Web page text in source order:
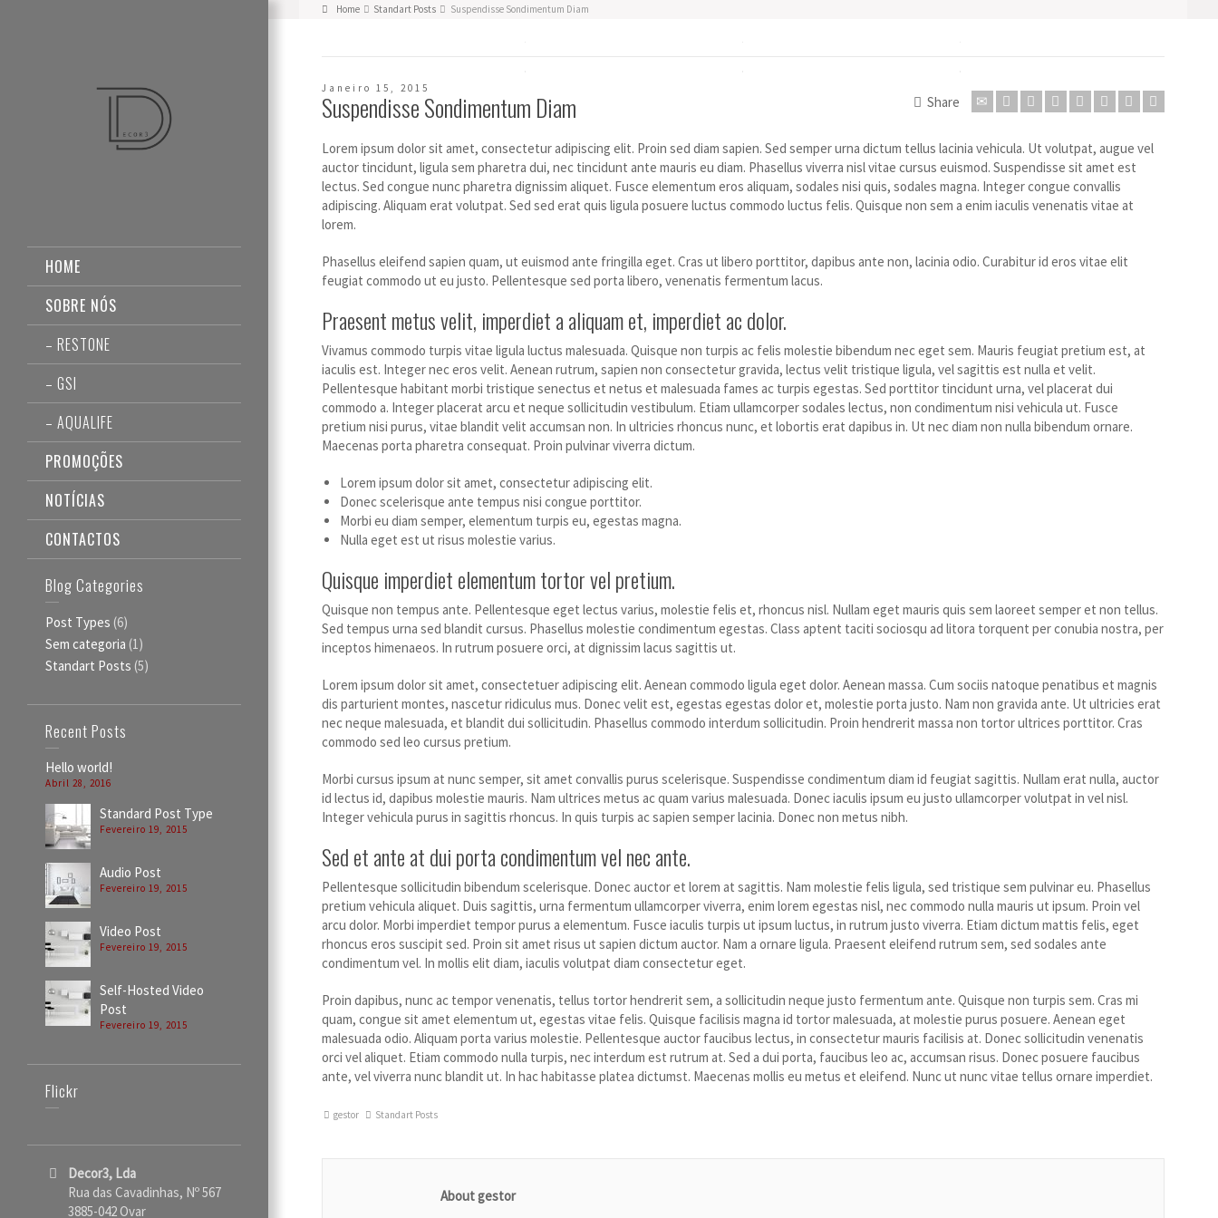
HOME
SOBRE NÓS
– RESTONE
– GSI
– AQUALIFE
PROMOÇÕES
NOTÍCIAS
CONTACTOS
Blog Categories
Post Types (6)
Sem categoria (1)
Standart Posts (5)
Recent Posts
Hello world!
Abril 28, 2016
Standard Post Type
Fevereiro 19, 2015
Audio Post
Fevereiro 19, 2015
Video Post
Fevereiro 19, 2015
Self-Hosted Video
Post
Fevereiro 19, 2015
Flickr
Decor3, Lda
Rua das Cavadinhas, Nº 567
3885-042 Ovar
Home Standart Posts Suspendisse Sondimentum Diam
Janeiro 15, 2015
Suspendisse Sondimentum Diam Share
Lorem ipsum dolor sit amet, consectetur adipiscing elit. Proin sed diam sapien. Sed semper urna dictum tellus lacinia vehicula. Ut volutpat, augue vel
auctor tincidunt, ligula sem pharetra dui, nec tincidunt ante mauris eu diam. Phasellus viverra nisl vitae cursus euismod. Suspendisse sit amet est
lectus. Sed congue nunc pharetra dignissim aliquet. Fusce elementum eros aliquam, sodales nisi quis, sodales magna. Integer congue convallis
adipiscing. Aliquam erat volutpat. Sed sed erat quis ligula posuere luctus commodo luctus felis. Quisque non sem a enim iaculis venenatis vitae at
lorem.
Phasellus eleifend sapien quam, ut euismod ante fringilla eget. Cras ut libero porttitor, dapibus ante non, lacinia odio. Curabitur id eros vitae elit
feugiat commodo ut eu justo. Pellentesque sed porta libero, venenatis fermentum lacus.
Praesent metus velit, imperdiet a aliquam et, imperdiet ac dolor.
Vivamus commodo turpis vitae ligula luctus malesuada. Quisque non turpis ac felis molestie bibendum nec eget sem. Mauris feugiat pretium est, at
iaculis est. Integer nec eros velit. Aenean rutrum, sapien non consectetur gravida, lectus velit tristique ligula, vel sagittis est nulla et velit.
Pellentesque habitant morbi tristique senectus et netus et malesuada fames ac turpis egestas. Sed porttitor tincidunt urna, vel placerat dui
commodo a. Integer placerat arcu et neque sollicitudin vestibulum. Etiam ullamcorper sodales lectus, non condimentum nisi vehicula ut. Fusce
pretium nisi purus, vitae blandit velit accumsan non. In ultricies rhoncus nunc, et lobortis erat dapibus in. Ut nec diam non nulla bibendum ornare.
Maecenas porta pharetra consequat. Proin pulvinar viverra dictum.
Lorem ipsum dolor sit amet, consectetur adipiscing elit.
Donec scelerisque ante tempus nisi congue porttitor.
Morbi eu diam semper, elementum turpis eu, egestas magna.
Nulla eget est ut risus molestie varius.
Quisque imperdiet elementum tortor vel pretium.
Quisque non tempus ante. Pellentesque eget lectus varius, molestie felis et, rhoncus nisl. Nullam eget mauris quis sem laoreet semper et non tellus.
Sed tempus urna sed blandit cursus. Phasellus molestie condimentum egestas. Class aptent taciti sociosqu ad litora torquent per conubia nostra, per
inceptos himenaeos. In rutrum posuere orci, at dignissim lacus sagittis ut.
Lorem ipsum dolor sit amet, consectetuer adipiscing elit. Aenean commodo ligula eget dolor. Aenean massa. Cum sociis natoque penatibus et magnis
dis parturient montes, nascetur ridiculus mus. Donec velit est, egestas egestas dolor et, molestie porta justo. Nam non gravida ante. Ut ultricies erat
nec neque malesuada, et blandit dui sollicitudin. Phasellus commodo interdum sollicitudin. Proin hendrerit massa non tortor ultrices porttitor. Cras
commodo sed leo cursus pretium.
Morbi cursus ipsum at nunc semper, sit amet convallis purus scelerisque. Suspendisse condimentum diam id feugiat sagittis. Nullam erat nulla, auctor
id lectus id, dapibus molestie mauris. Nam ultrices metus ac quam varius malesuada. Donec iaculis ipsum eu justo ullamcorper volutpat in vel nisl.
Integer vehicula purus in sagittis rhoncus. In quis turpis ac sapien semper lacinia. Donec non metus nibh.
Sed et ante at dui porta condimentum vel nec ante.
Pellentesque sollicitudin bibendum scelerisque. Donec auctor et lorem at sagittis. Nam molestie felis ligula, sed tristique sem pulvinar eu. Phasellus
pretium vehicula aliquet. Duis sagittis, urna fermentum ullamcorper viverra, enim lorem egestas nisl, nec commodo nulla mauris ut ipsum. Proin vel
arcu dolor. Morbi imperdiet tempor purus a elementum. Fusce iaculis turpis ut ipsum luctus, in rutrum justo viverra. Etiam dictum mattis felis, eget
rhoncus eros suscipit sed. Proin sit amet risus ut sapien dictum auctor. Nam a ornare ligula. Praesent eleifend rutrum sem, sed sodales ante
condimentum vel. In mollis elit diam, iaculis volutpat diam consectetur eget.
Proin dapibus, nunc ac tempor venenatis, tellus tortor hendrerit sem, a sollicitudin neque justo fermentum ante. Quisque non turpis sem. Cras mi
quam, congue sit amet elementum ut, egestas vitae felis. Quisque facilisis magna id tortor malesuada, at molestie purus posuere. Aenean eget
malesuada odio. Aliquam porta varius molestie. Pellentesque auctor faucibus lectus, in consectetur mauris facilisis at. Donec sollicitudin venenatis
orci vel aliquet. Etiam commodo nulla turpis, nec interdum est rutrum at. Sed a dui porta, faucibus leo ac, accumsan risus. Donec posuere faucibus
ante, vel viverra nunc blandit ut. In hac habitasse platea dictumst. Maecenas mollis eu metus et eleifend. Nunc ut nunc vitae tellus ornare imperdiet.
gestor Standart Posts
About gestor